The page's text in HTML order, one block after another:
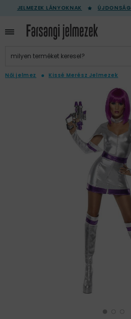
JELMEZEK LÁNYOKNAK
Női jelmez Kissé Merész Jelmezek